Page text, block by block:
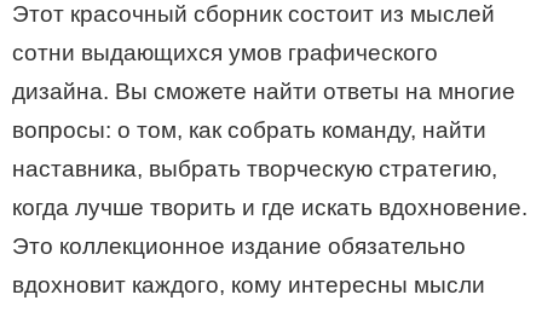
Этот красочный сборник состоит из мыслей
сотни выдающихся умов графического
дизайна. Вы сможете найти ответы на многие
вопросы: о том, как собрать команду, найти
наставника, выбрать творческую стратегию,
когда лучше творить и где искать вдохновение.
Это коллекционное издание обязательно
вдохновит каждого, кому интересны мысли